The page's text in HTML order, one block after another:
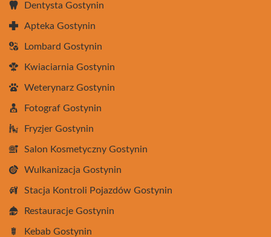
Dentysta Gostynin
Apteka Gostynin
Lombard Gostynin
Kwiaciarnia Gostynin
Weterynarz Gostynin
Fotograf Gostynin
Fryzjer Gostynin
Salon Kosmetyczny Gostynin
Wulkanizacja Gostynin
Stacja Kontroli Pojazdów Gostynin
Restauracje Gostynin
Kebab Gostynin